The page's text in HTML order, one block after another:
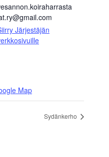
Map
Järjestäjän
Sydänkerho